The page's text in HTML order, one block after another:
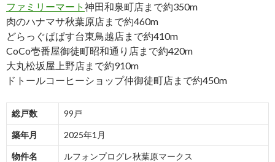
ファミリーマート 神田和泉町店まで約350m
肉のハナマサ秋葉原店まで約460m
どらっぐぱぱす台東鳥越店まで約410m
CoCo壱番屋御徒町昭和通り店まで約420m
大丸松坂屋上野店まで約910m
ドトールコーヒーショップ仲御徒町店まで約450m
総戸数 99戸
築年月 2025年1月
物件名 ルフォンプログレ秋葉原マークス